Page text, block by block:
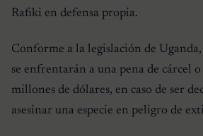
Rafiki en defensa propia.
Conforme a la legislación de
se enfrentarán a una pena de cárcel
millones de dólares, en caso de ser
asesinar una especie en peligro de